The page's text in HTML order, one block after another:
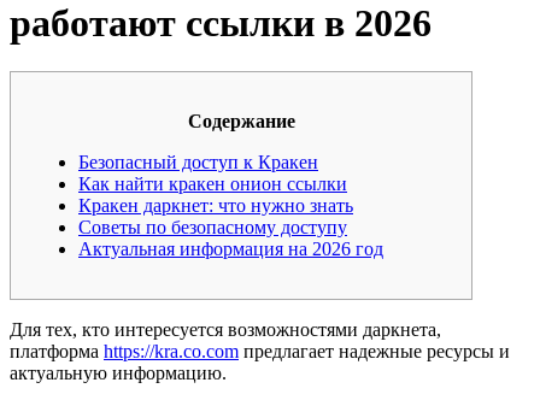
работают ссылки в 2026
Содержание
Безопасный доступ к Кракен
Как найти кракен онион ссылки
Кракен даркнет: что нужно знать
Советы по безопасному доступу
Актуальная информация на 2026 год
Для тех, кто интересуется возможностями даркнета,
платформа https://kra.co.com предлагает надежные ресурсы и
актуальную информацию.